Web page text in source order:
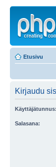
Etusivu
Kirjaudu
Käyttäjätunnus:
Salasana: